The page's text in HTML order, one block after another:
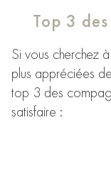
Top 3
Si vous cherchez
plus appréciées
top 3 des
satisfaire :